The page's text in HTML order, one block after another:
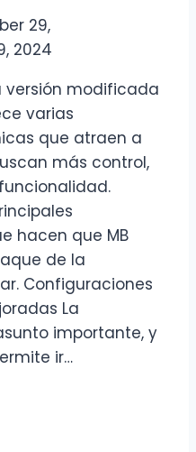
29,
2024
versión modificada
varias
que atraen a
más control,
hacen que MB
de la
Configuraciones
La
importante, y
ir…